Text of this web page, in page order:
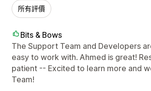
所有評價
Bits & Bows
The Support Team and Developers
easy to work with. Ahmed is great!
patient -- Excited to learn more and
Team!